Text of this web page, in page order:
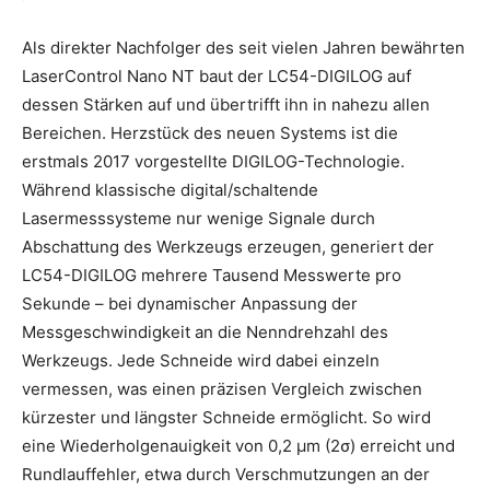
Als direkter Nachfolger des seit vielen Jahren bewährten
LaserControl Nano NT baut der LC54-DIGILOG auf
dessen Stärken auf und übertrifft ihn in nahezu allen
Bereichen. Herzstück des neuen Systems ist die
erstmals 2017 vorgestellte DIGILOG-Technologie.
Während klassische digital/schaltende
Lasermesssysteme nur wenige Signale durch
Abschattung des Werkzeugs erzeugen, generiert der
LC54-DIGILOG mehrere Tausend Messwerte pro
Sekunde – bei dynamischer Anpassung der
Messgeschwindigkeit an die Nenndrehzahl des
Werkzeugs. Jede Schneide wird dabei einzeln
vermessen, was einen präzisen Vergleich zwischen
kürzester und längster Schneide ermöglicht. So wird
eine Wiederholgenauigkeit von 0,2 µm (2σ) erreicht und
Rundlauffehler, etwa durch Verschmutzungen an der